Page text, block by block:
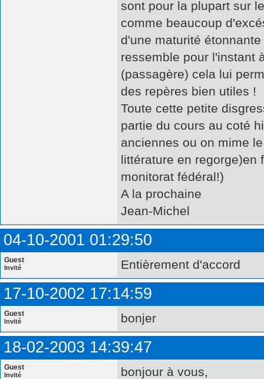
sont pour la plupart sur
comme beaucoup
d'une maturité
ressemble pour l'instant
(passagère) cela lui
des repères bien utiles !
Toute cette petite
partie du cours au coté
anciennes ou on mime
littérature en regorge)en
monitorat fédéral!)
A la prochaine
Jean-Michel
04-10-2001 01:29:50
Guest
Invité Entièrement d'accord
17-10-2002 17:14:59
Guest
Invité bonjer
18-02-2003 14:39:47
Guest
Invité
bonjour à vous,